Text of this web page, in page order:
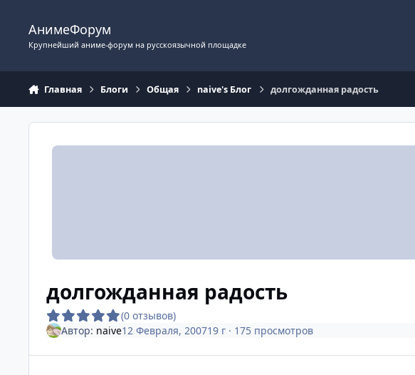
АнимеФорум
Крупнейший аниме-форум на русскоязычной площадке
Главная Блоги Общая naive's Блог долгожданная радость
долгожданная радость
(0 отзывов)
Автор: naive12 Февраля, 200719 г· 175 просмотров